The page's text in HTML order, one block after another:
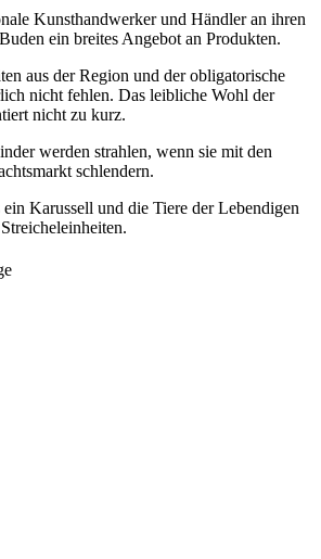
Kunsthandwerker und Händler an ihren
ein breites Angebot an Produkten.
aus der Region und der obligatorische
nicht fehlen. Das leibliche Wohl der
nicht zu kurz.
werden strahlen, wenn sie mit den
schlendern.
Karussell und die Tiere der Lebendigen